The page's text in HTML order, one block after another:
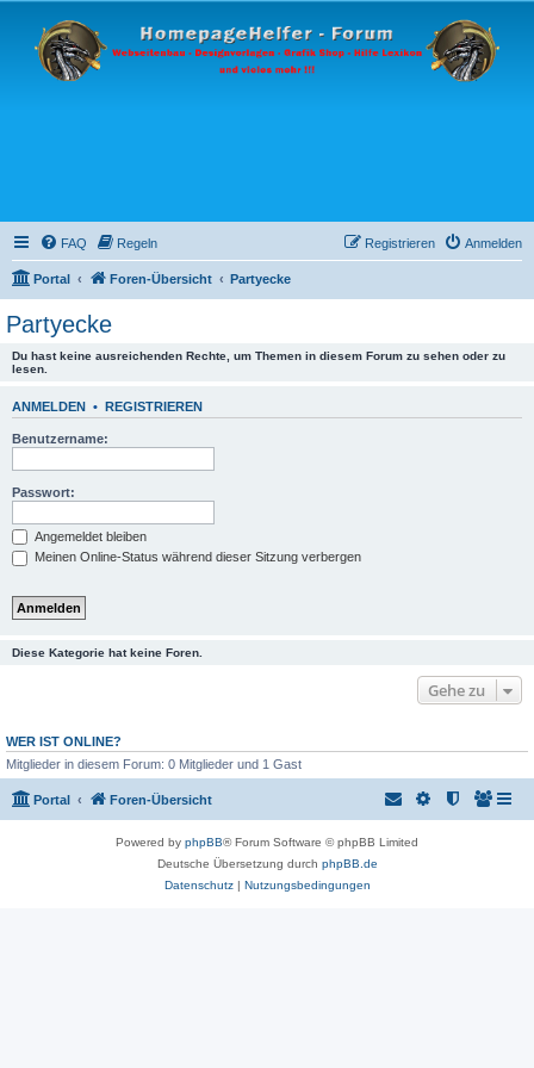
FAQ Regeln Anmelden
Registrieren
Portal Foren-Übersicht Partyecke
Partyecke
Du hast keine ausreichenden Rechte, um Themen in diesem Forum zu sehen oder zu
lesen.
ANMELDEN • REGISTRIEREN
Benutzername:
Passwort:
Angemeldet bleiben
Meinen Online-Status während dieser Sitzung verbergen
Diese Kategorie hat keine Foren.
Gehe zu
WER IST ONLINE?
Mitglieder in diesem Forum: 0 Mitglieder und 1 Gast
Portal Foren-Übersicht
Powered by phpBB® Forum Software © phpBB Limited
Deutsche Übersetzung durch phpBB.de
Datenschutz| Nutzungsbedingungen